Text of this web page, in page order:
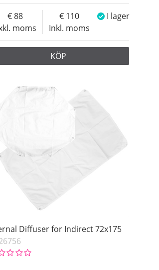
moms
88
Inkl. moms
110 I lager
KÖP
Diffuser for Indirect 72x175